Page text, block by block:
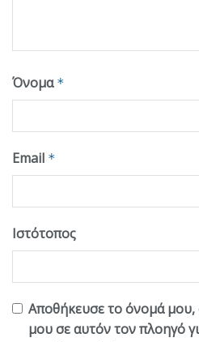
Όνομα *
Email *
Ιστότοπος
Αποθήκευσε το όνομά μου,
μου σε αυτόν τον πλοηγό